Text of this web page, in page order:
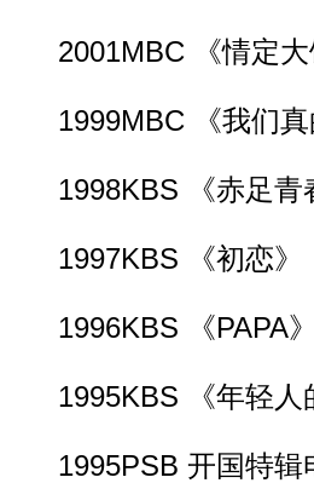
2001MBC 《情定大
1999MBC 《我们真
1998KBS 《赤足青
1997KBS 《初恋》
1996KBS 《PAPA》
1995KBS 《年轻人
1995PSB 开国特辑